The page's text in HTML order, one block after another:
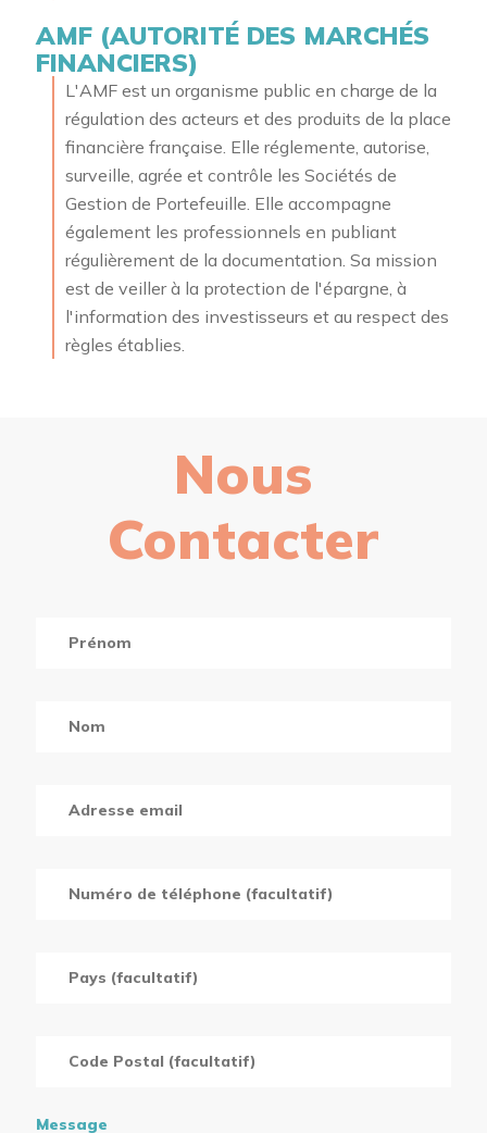
AMF (AUTORITÉ DES MARCHÉS
FINANCIERS)
L'AMF est un organisme public en charge de la
régulation des acteurs et des produits de la place
financière française. Elle réglemente, autorise,
surveille, agrée et contrôle les Sociétés de
Gestion de Portefeuille. Elle accompagne
également les professionnels en publiant
régulièrement de la documentation. Sa mission
est de veiller à la protection de l'épargne, à
l'information des investisseurs et au respect des
règles établies.
Nous
Contacter
Message